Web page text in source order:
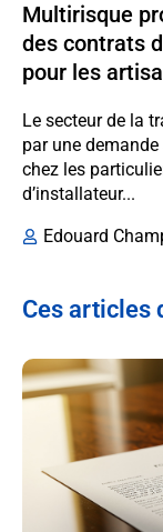
Multirisque
des contrats
pour les
Le secteur de la
par une
chez les
d’installateur...
Edouard
Ces articles